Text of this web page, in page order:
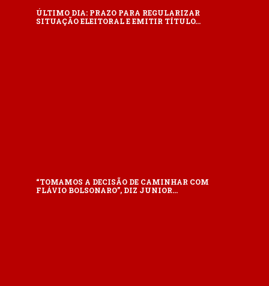
ÚLTIMO DIA: PRAZO PARA REGULARIZAR
SITUAÇÃO ELEITORAL E EMITIR TÍTULO…
“TOMAMOS A DECISÃO DE CAMINHAR COM
FLÁVIO BOLSONARO”, DIZ JUNIOR…